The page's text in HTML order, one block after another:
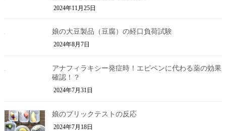
2024年11月25日
娘の大豆製品（豆腐）の経口負荷試験
2024年8月7日
アナフィラキシー発症時！エピペンに代わる薬の効果
確認！？
2024年7月31日
娘のプリックテストの反応
2024年7月18日